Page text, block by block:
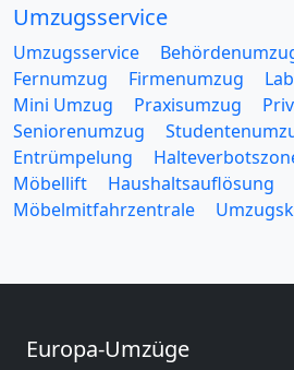
Umzugsservice
Umzugsservice
Fernumzug
Firmenumzug
Mini Umzug
Praxisumzug
Seniorenumzug
Entrümpelung
Möbellift
Haushaltsauflösung
Möbelmitfahrzentrale
Europa-Umzüge